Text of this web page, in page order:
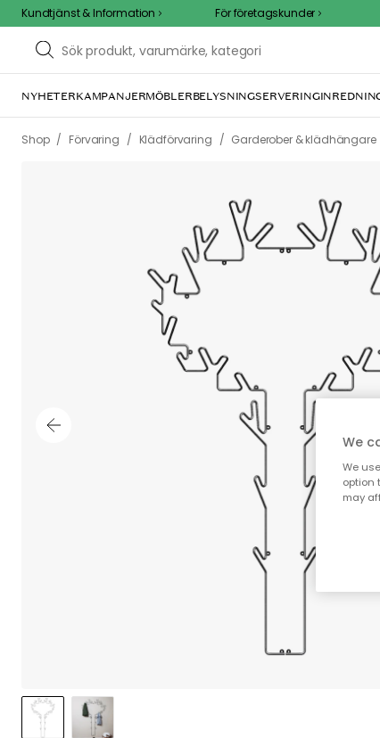
Kundtjänst & Information För företagskunder
NYHETERKAMPANJERMÖBLERBELYSNINGSERVERING
Shop / Förvaring / Klädförvaring / Garderober & klädhängare
We
We
option
may